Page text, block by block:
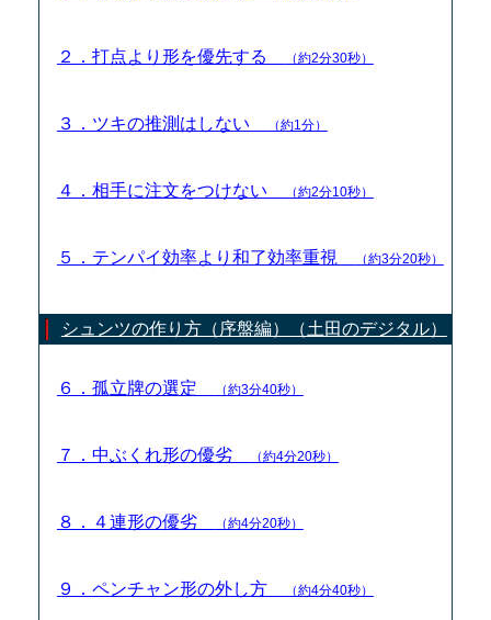
２．打点より形を優先する （約2分30秒）
３．ツキの推測はしない （約1分）
４．相手に注文をつけない （約2分10秒）
５．テンパイ効率より和了効率重視 （約3分20秒）
シュンツの作り方（序盤編）（土田のデジタル）
６．孤立牌の選定 （約3分40秒）
７．中ぶくれ形の優劣 （約4分20秒）
８．４連形の優劣 （約4分20秒）
９．ペンチャン形の外し方 （約4分40秒）